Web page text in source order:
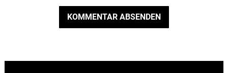
KOMMENTAR ABSENDEN